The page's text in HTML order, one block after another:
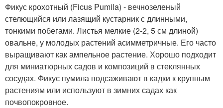
Фикус крохотный (Ficus Pumila) - вечнозеленый
стелющийся или лазящий кустарник с длинными,
тонкими побегами. Листья мелкие (2-2, 5 см длиной)
овальне, у молодых растений асимметричные. Его часто
выращивают как ампельное растение. Хорошо подходит
для миниатюрных садов и композиций в стеклянных
сосудах. Фикус пумила подсаживают в кадки к крупным
растениям или используют в зимних садах как
почвопокровное.